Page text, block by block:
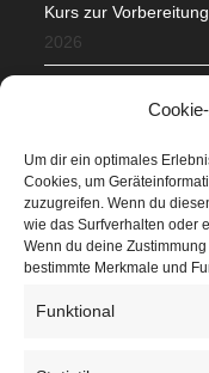
Um dir ein optimales
Cookies, um
zuzugreifen. Wenn du
wie das Surfverhalten oder
Wenn du deine
bestimmte Merkmale und
Funktional
Kurs zur
2026
Veranstaltungen
Höffner Run